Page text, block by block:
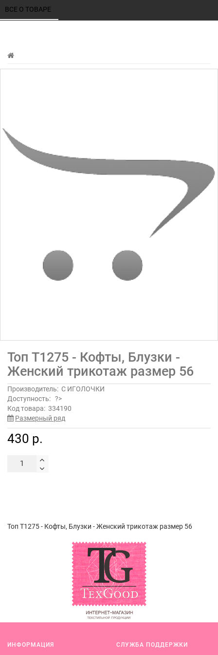
ВСЕ О ТОВАРЕ
Топ Т1275 - Кофты, Блузки -
Женский трикотаж размер 56
Производитель: С ИГОЛОЧКИ
Доступность: ?>
Код товара: 334190
Размерный ряд
430 р.
Топ Т1275 - Кофты, Блузки - Женский трикотаж размер 56
ИНФОРМАЦИЯ СЛУЖБА ПОДДЕРЖКИ